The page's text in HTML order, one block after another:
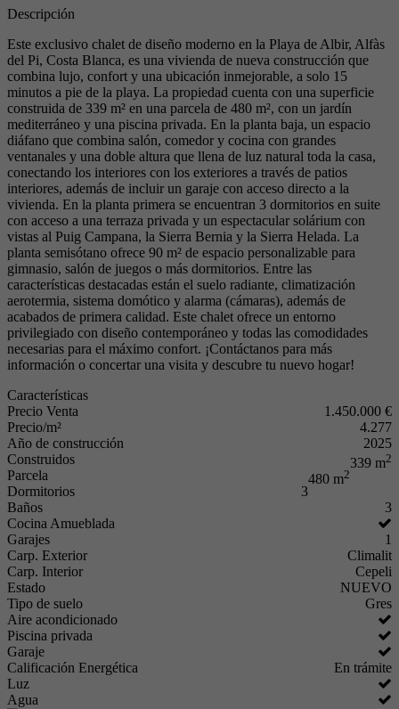
Descripción
Este exclusivo chalet de diseño moderno en la Playa de Albir, Alfàs
del Pi, Costa Blanca, es una vivienda de nueva construcción que
combina lujo, confort y una ubicación inmejorable, a solo 15
minutos a pie de la playa. La propiedad cuenta con una superficie
construida de 339 m² en una parcela de 480 m², con un jardín
mediterráneo y una piscina privada. En la planta baja, un espacio
diáfano que combina salón, comedor y cocina con grandes
ventanales y una doble altura que llena de luz natural toda la casa,
conectando los interiores con los exteriores a través de patios
interiores, además de incluir un garaje con acceso directo a la
vivienda. En la planta primera se encuentran 3 dormitorios en suite
con acceso a una terraza privada y un espectacular solárium con
vistas al Puig Campana, la Sierra Bernia y la Sierra Helada. La
planta semisótano ofrece 90 m² de espacio personalizable para
gimnasio, salón de juegos o más dormitorios. Entre las
características destacadas están el suelo radiante, climatización
aerotermia, sistema domótico y alarma (cámaras), además de
acabados de primera calidad. Este chalet ofrece un entorno
privilegiado con diseño contemporáneo y todas las comodidades
necesarias para el máximo confort. ¡Contáctanos para más
información o concertar una visita y descubre tu nuevo hogar!
Características
Precio Venta
1.450.000 €
Precio/m²
4.277
Año de construcción
2025
Construidos
339 m2
Parcela 480 m2
Dormitorios
3
Baños
3
Cocina Amueblada
Garajes
1
Carp. Exterior
Climalit
Carp. Interior
Cepeli
Estado
NUEVO
Tipo de suelo
Gres
Aire acondicionado
Piscina privada
Garaje
Calificación Energética
En trámite
Luz
Agua